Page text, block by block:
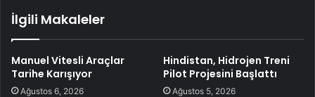
İlgili Makaleler
Manuel Vitesli Araçlar
Tarihe Karışıyor
Ağustos 6, 2026
Hindistan, Hidrojen Treni
Pilot Projesini Başlattı
Ağustos 5, 2026